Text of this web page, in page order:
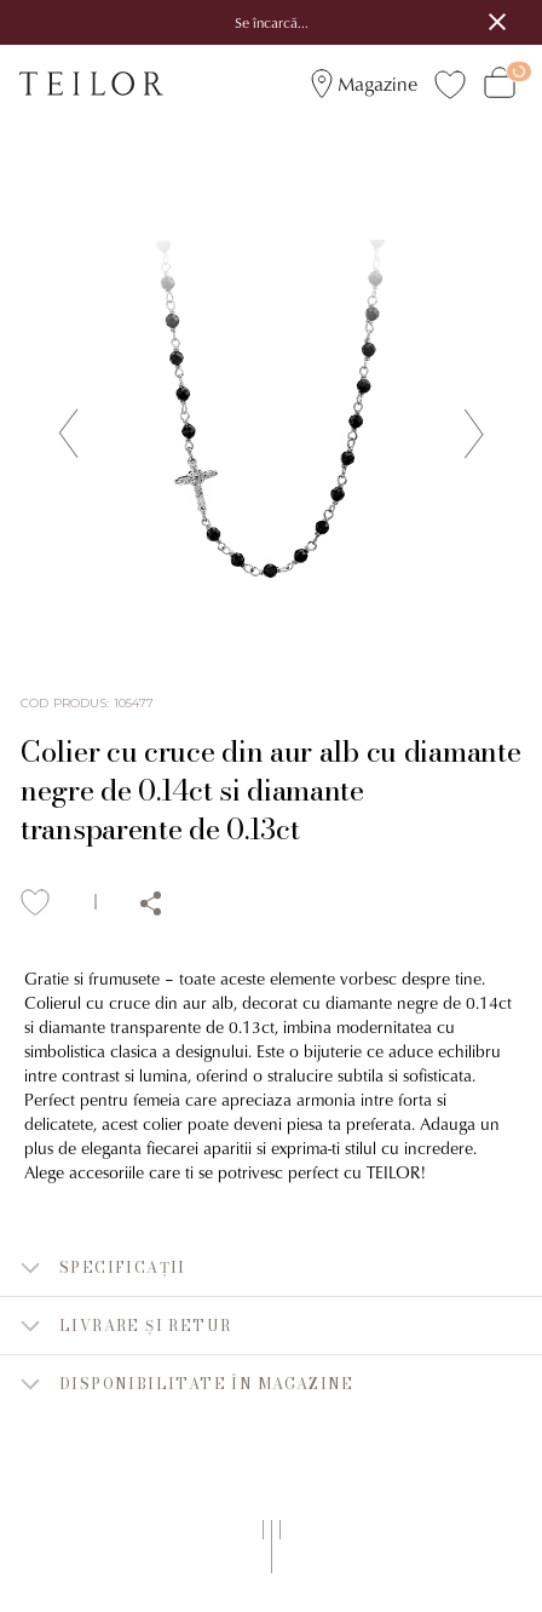
Se încarcă...
Magazine
COD PRODUS: 105477
Colier cu cruce din aur alb cu diamante
negre de 0.14ct si diamante
transparente de 0.13ct
Gratie si frumusete – toate aceste elemente vorbesc despre tine.
Colierul cu cruce din aur alb, decorat cu diamante negre de 0.14ct
si diamante transparente de 0.13ct, imbina modernitatea cu
simbolistica clasica a designului. Este o bijuterie ce aduce echilibru
intre contrast si lumina, oferind o stralucire subtila si sofisticata.
Perfect pentru femeia care apreciaza armonia intre forta si
delicatete, acest colier poate deveni piesa ta preferata. Adauga un
plus de eleganta fiecarei aparitii si exprima-ti stilul cu incredere.
Alege accesoriile care ti se potrivesc perfect cu TEILOR!
SPECIFICAȚII
LIVRARE ȘI RETUR
DISPONIBILITATE ÎN MAGAZINE